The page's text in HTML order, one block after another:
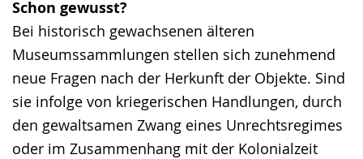
Schon gewusst?
Bei historisch gewachsenen älteren
Museumssammlungen stellen sich zunehmend
neue Fragen nach der Herkunft der Objekte. Sind
sie infolge von kriegerischen Handlungen, durch
den gewaltsamen Zwang eines Unrechtsregimes
oder im Zusammenhang mit der Kolonialzeit